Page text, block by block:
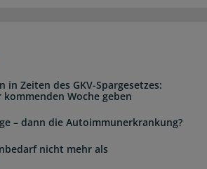
in Zeiten des GKV-Spargesetzes:
Woche geben
– dann die Autoimmunerkrankung?
nicht mehr als